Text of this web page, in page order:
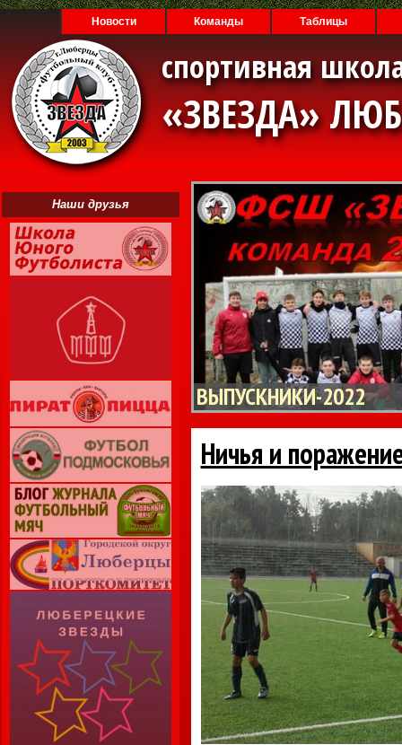
Новости Команды Таблицы
спортивная
«ЗВЕЗДА»
Наши друзья
ВЫПУСКНИКИ-2022
Ничья и